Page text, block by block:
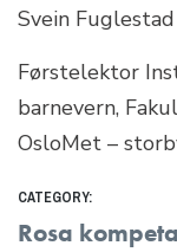
Svein Fuglestad
Førstelektor
barnevern,
OsloMet –
CATEGORY:
Rosa